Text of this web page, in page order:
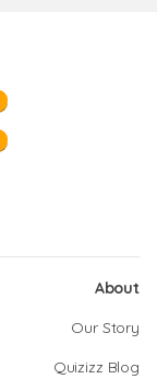
About
Our Story
Quizizz Blog